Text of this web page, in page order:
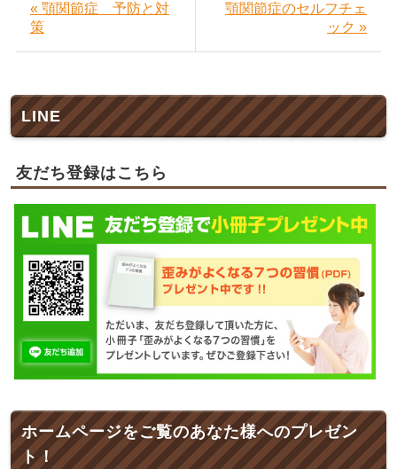
« 顎関節症 予防と対
策
顎関節症のセルフチェ
ック »
LINE
友だち登録はこちら
ホームページをご覧のあなた様へのプレゼン
ト！